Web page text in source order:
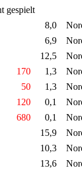
gespielt
8,0
6,9
12,5
170 1,3
50 1,3
120 0,1
680 0,1
15,9
10,3
13,6